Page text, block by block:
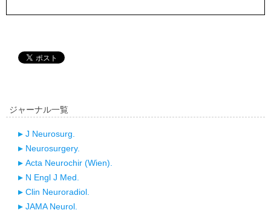
ジャーナル一覧
J Neurosurg.
Neurosurgery.
Acta Neurochir (Wien).
N Engl J Med.
Clin Neuroradiol.
JAMA Neurol.